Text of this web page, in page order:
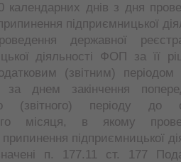
календарних днів з дня
підприємницької
державної
діяльності ФОП за її
(звітним)
за днем закінчення
(звітного) періоду до
місяця, в якому
підприємницької
п. 177.11 ст. 177